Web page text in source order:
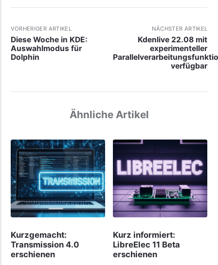
VORHERIGER ARTIKEL
Diese Woche in KDE:
Auswahlmodus für
Dolphin
NÄCHSTER ARTIKEL
Kdenlive 22.08 mit
experimenteller
verfügbar
Ähnliche Artikel
Kurzgemacht:
Transmission 4.0
erschienen
Kurz informiert:
LibreElec 11 Beta
erschienen